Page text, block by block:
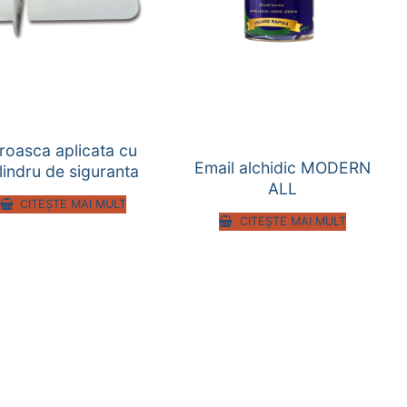
aplicata cu
de siguranta
CITEȘTE MAI MULT
Email alchidic MODERN
ALL
CITEȘTE MAI MULT